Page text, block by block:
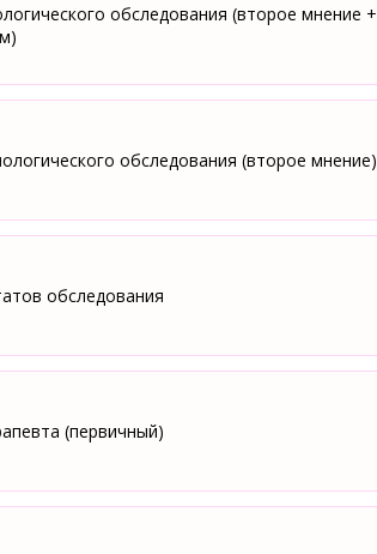
обследования (второе мнение +
обследования (второе мнение)
обследования
(первичный)